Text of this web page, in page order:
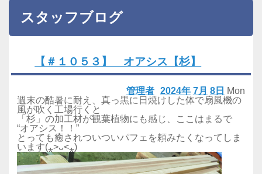
スタッフブログ
【＃１０５３】 オアシス【杉】
2024年 7月 8日 Mon
管理者
週末の酷暑に耐え、真っ黒に日焼けした体で扇風機の
風が吹く工場行くと
「杉」の加工材が観葉植物にも感じ、ここはまるで
“オアシス！！”
とっても癒されついついパフェを頼みたくなってしま
います(⁎˃ᴗ˂⁎)